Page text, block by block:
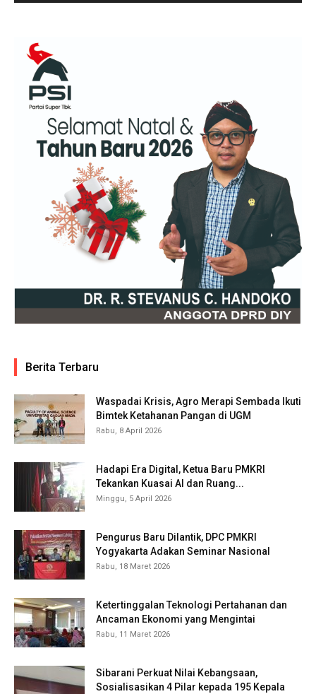
Berita Terbaru
Waspadai Krisis, Agro Merapi Sembada Ikuti
Bimtek Ketahanan Pangan di UGM
Rabu, 8 April 2026
Hadapi Era Digital, Ketua Baru PMKRI
Tekankan Kuasai AI dan Ruang...
Minggu, 5 April 2026
Pengurus Baru Dilantik, DPC PMKRI
Yogyakarta Adakan Seminar Nasional
Rabu, 18 Maret 2026
Ketertinggalan Teknologi Pertahanan dan
Ancaman Ekonomi yang Mengintai
Rabu, 11 Maret 2026
Sibarani Perkuat Nilai Kebangsaan,
Sosialisasikan 4 Pilar kepada 195 Kepala